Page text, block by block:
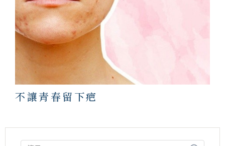
不讓青春留下疤